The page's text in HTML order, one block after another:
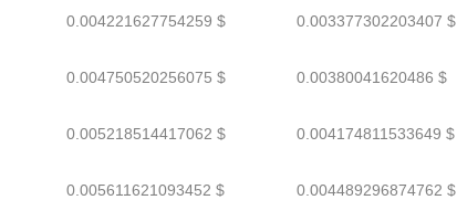
0.004221627754259 $ 0.003377302203407 $
0.004750520256075 $ 0.00380041620486 $
0.005218514417062 $ 0.004174811533649 $
0.005611621093452 $ 0.004489296874762 $